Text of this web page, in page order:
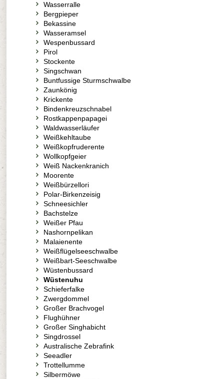
Wasserralle
Bergpieper
Bekassine
Wasseramsel
Wespenbussard
Pirol
Stockente
Singschwan
Buntfussige Sturmschwalbe
Zaunkönig
Krickente
Bindenkreuzschnabel
Rostkappenpapagei
Waldwasserläufer
Weißkehltaube
Weißkopfruderente
Wollkopfgeier
Weiß Nackenkranich
Moorente
Weißbürzellori
Polar-Birkenzeisig
Schneesichler
Bachstelze
Weißer Pfau
Nashornpelikan
Malaienente
Weißflügelseeschwalbe
Weißbart-Seeschwalbe
Wüstenbussard
Wüstenuhu
Schieferfalke
Zwergdommel
Großer Brachvogel
Flughühner
Großer Singhabicht
Singdrossel
Australische Zebrafink
Seeadler
Trottellumme
Silbermöwe